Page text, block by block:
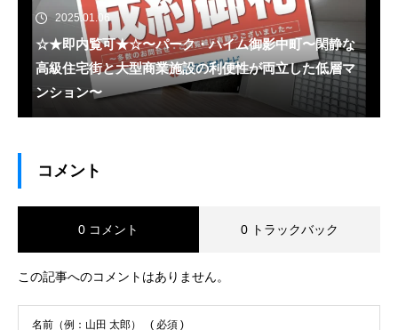
2025.01.06
☆★即内覧可★☆〜パーク・ハイム御影中町〜閑静な
高級住宅街と大型商業施設の利便性が両立した低層マ
ンション〜
コメント
0 コメント 0 トラックバック
この記事へのコメントはありません。
名前（例：山田 太郎） ( 必須 )